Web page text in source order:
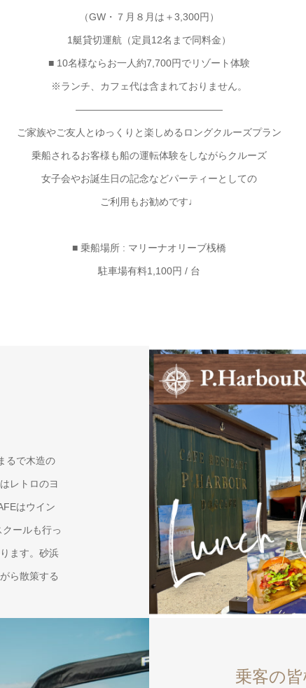
（GW・７月８月は＋3,300円）
1艇貸切運航（定員12名まで同料金）
■ 10名様ならお一人約7,700円でリゾート体験
※ランチ、カフェ代は含まれておりません。
———————————————
ご家族やご友人とゆっくりと楽しめるロングクルーズプラン
乗船されるお客様も船の運転体験をしながらクルーズ
女子会やお誕生日の記念などパーティーとしての
ご利用もお勧めです♩
■ 乗船場所 : マリーナオリーブ桟橋
駐車場有料1,100円 / 台
るで木造の
レトロのヨ
はウイン
ールも行っ
ます。砂浜
ら散策する
乗客の